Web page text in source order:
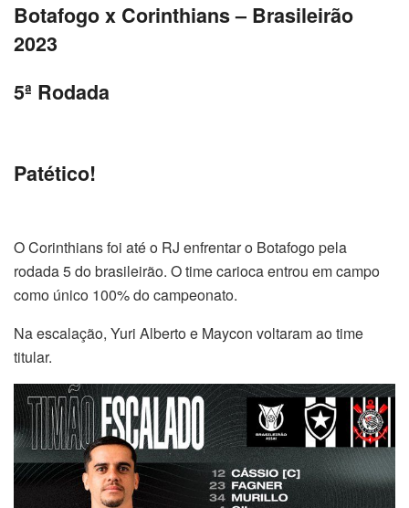
Botafogo x Corinthians – Brasileirão
2023
5ª Rodada
Patético!
O Corinthians foi até o RJ enfrentar o Botafogo pela
rodada 5 do brasileirão. O time carioca entrou em campo
como único 100% do campeonato.
Na escalação, Yuri Alberto e Maycon voltaram ao time
titular.